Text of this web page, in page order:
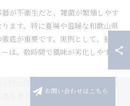
が不衛生だと、雑菌が繁殖しやす
ます。特に夏場や温暖な和歌山県
底が重要です。実例として、抽出
は、数時間で風味が劣化しやすい
を使うことを習慣化しましょう。
お問い合わせはこちら